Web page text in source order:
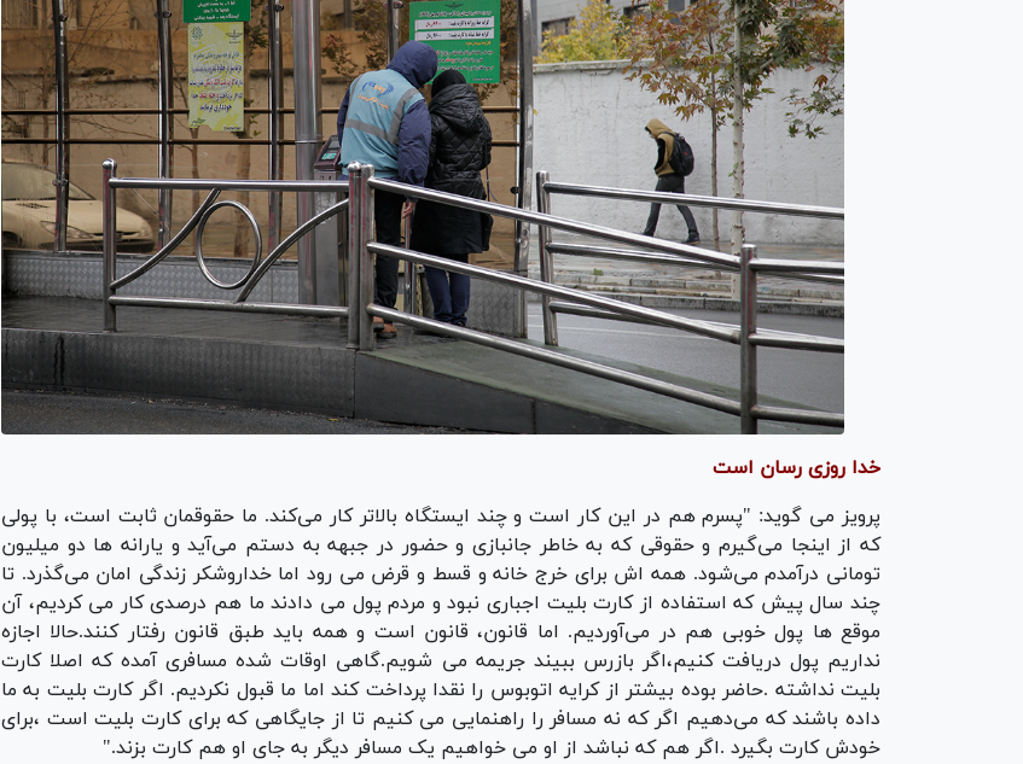
خدا روزی رسان است
پرویز می گوید: "پسرم هم در این کار است و چند ایستگاه بالاتر کار می‌کند. ما حقوقمان ثابت است، با پولی
که از اینجا می‌گیرم و حقوقی که به خاطر جانبازی و حضور در جبهه به دستم می‌آید و یارانه ها دو میلیون
تومانی درآمدم می‌شود. همه اش برای خرج خانه و قسط و قرض می رود اما خداروشکر زندگی امان می‌گذرد. تا
چند سال پیش که استفاده از کارت بلیت اجباری نبود و مردم پول می دادند ما هم درصدی کار می کردیم، آن
موقع ها پول خوبی هم در می‌آوردیم. اما قانون، قانون است و همه باید طبق قانون رفتار کنند.حالا اجازه
نداریم پول دریافت کنیم،اگر بازرس ببیند جریمه می شویم.گاهی اوقات شده مسافری آمده که اصلا کارت
بلیت نداشته .حاضر بوده بیشتر از کرایه اتوبوس را نقدا پرداخت کند اما ما قبول نکردیم. اگر کارت بلیت به ما
داده باشند که می‌دهیم اگر که نه مسافر را راهنمایی می کنیم تا از جایگاهی که برای کارت بلیت است ،برای
خودش کارت بگیرد .اگر هم که نباشد از او می خواهیم یک مسافر دیگر به جای او هم کارت بزند."